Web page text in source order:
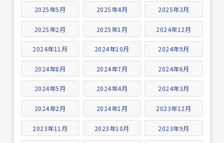
2025年5月 2025年4月 2025年3月
2025年2月 2025年1月 2024年12月
2024年11月 2024年10月 2024年9月
2024年8月 2024年7月 2024年6月
2024年5月 2024年4月 2024年3月
2024年2月 2024年1月 2023年12月
2023年11月 2023年10月 2023年9月